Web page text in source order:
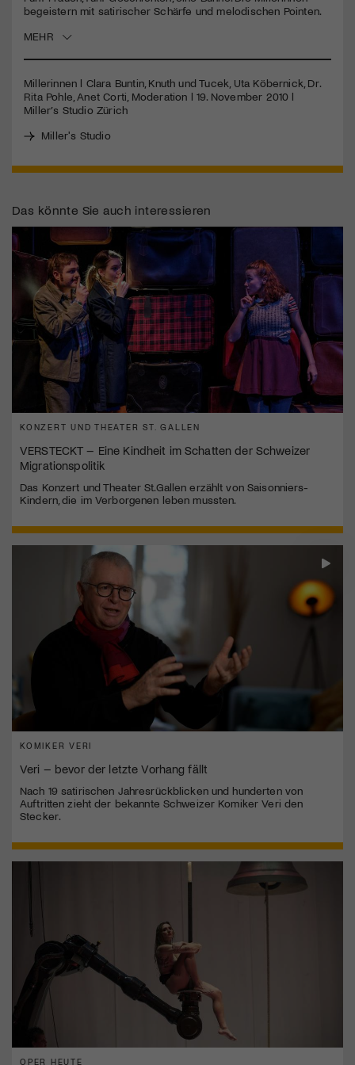
seconds
begeistern mit satirischer Schärfe und melodischen Pointen.
MEHR
Millerinnen l Clara Buntin, Knuth und Tucek, Uta Köbernick, Dr.
Rita Pohle, Anet Corti, Moderation l 19. November 2010 l
Miller’s Studio Zürich
Miller's Studio
Das könnte Sie auch interessieren
KONZERT UND THEATER ST. GALLEN
VERSTECKT – Eine Kindheit im Schatten der Schweizer
Migrationspolitik
Das Konzert und Theater St.Gallen erzählt von Saisonniers-
Kindern, die im Verborgenen leben mussten.
KOMIKER VERI
Veri – bevor der letzte Vorhang fällt
Nach 19 satirischen Jahresrückblicken und hunderten von
Auftritten zieht der bekannte Schweizer Komiker Veri den
Stecker.
OPER HEUTE
Jetzt Mitglied werden